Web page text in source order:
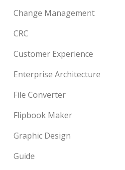
Change Management
CRC
Customer Experience
Enterprise Architecture
File Converter
Flipbook Maker
Graphic Design
Guide